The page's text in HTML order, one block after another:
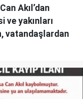
Akıl’dan
ve yakınları
vatandaşlardan